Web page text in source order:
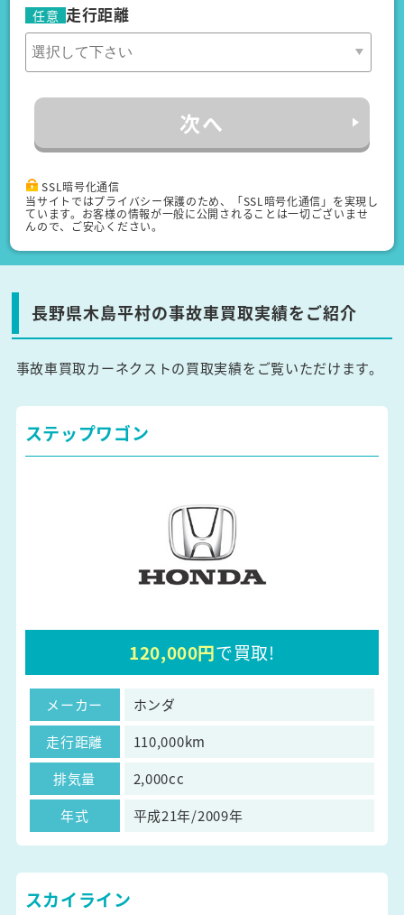
任意 走行距離
次へ
SSL暗号化通信
当サイトではプライバシー保護のため、「SSL暗号化通信」を実現し
ています。お客様の情報が一般に公開されることは一切ございませ
んので、ご安心ください。
長野県木島平村の事故車買取実績をご紹介
事故車買取カーネクストの買取実績をご覧いただけます。
ステップワゴン
120,000円で買取!
メーカー
ホンダ
走行距離
110,000km
排気量
2,000cc
年式
平成21年/2009年
スカイライン